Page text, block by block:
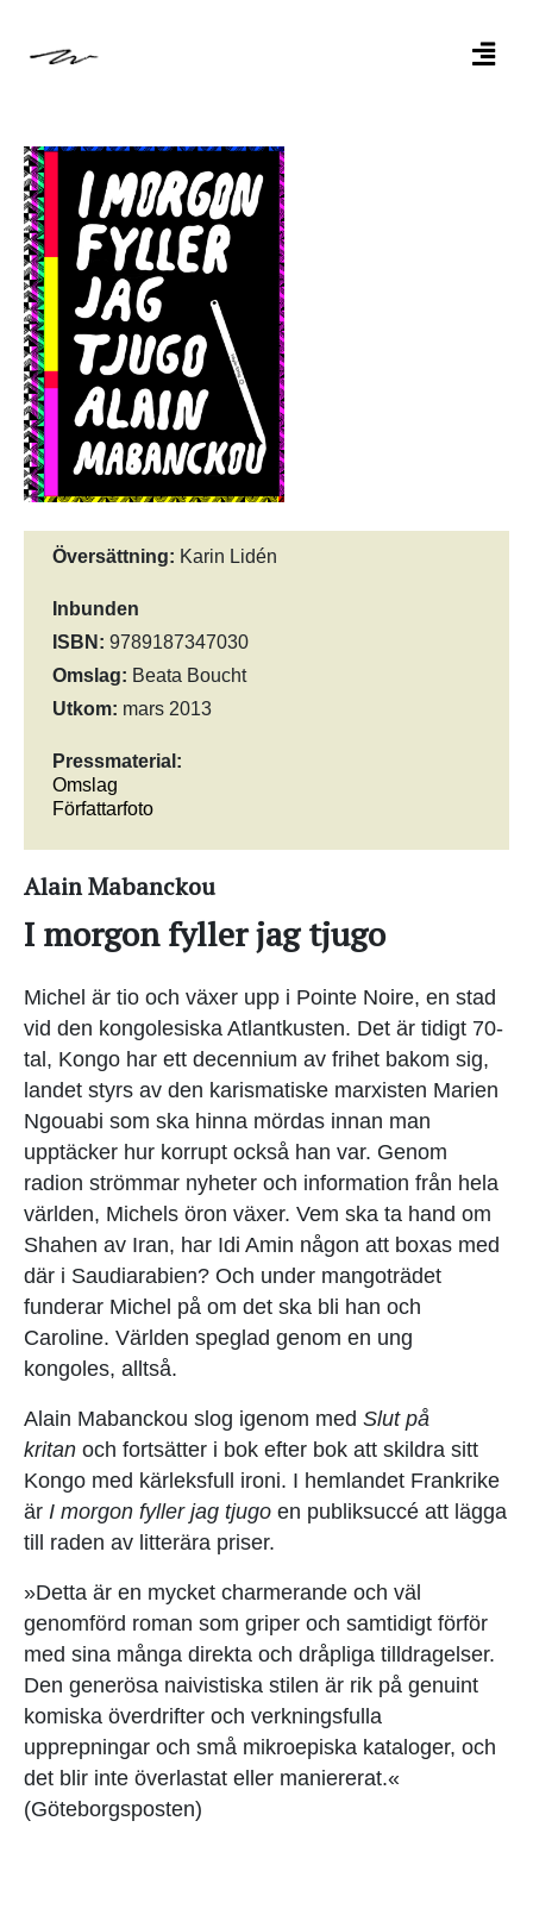
Översättning: Karin Lidén
Inbunden
ISBN: 9789187347030
Omslag: Beata Boucht
Utkom: mars 2013
Pressmaterial:
Omslag
Författarfoto
Alain Mabanckou
I morgon fyller jag tjugo
Michel är tio och växer upp i Pointe Noire, en stad
vid den kongolesiska Atlantkusten. Det är tidigt 70-
tal, Kongo har ett decennium av frihet bakom sig,
landet styrs av den karismatiske marxisten Marien
Ngouabi som ska hinna mördas innan man
upptäcker hur korrupt också han var. Genom
radion strömmar nyheter och information från hela
världen, Michels öron växer. Vem ska ta hand om
Shahen av Iran, har Idi Amin någon att boxas med
där i Saudiarabien? Och under mangoträdet
funderar Michel på om det ska bli han och
Caroline. Världen speglad genom en ung
kongoles, alltså.
Alain Mabanckou slog igenom med Slut på
kritan och fortsätter i bok efter bok att skildra sitt
Kongo med ­kärleksfull ironi. I hemlandet Frankrike
är I morgon fyller jag tjugo en publiksuccé att lägga
till raden av litterära priser.
»Detta är en mycket charmerande och väl
genomförd roman som griper och samtidigt förför
med sina många direkta och dråpliga tilldragelser.
Den generösa naivistiska stilen är rik på genuint
komiska överdrifter och verkningsfulla
upprepningar och små mikro­episka kataloger, och
det blir inte överlastat eller maniererat.«
(Göteborgsposten)